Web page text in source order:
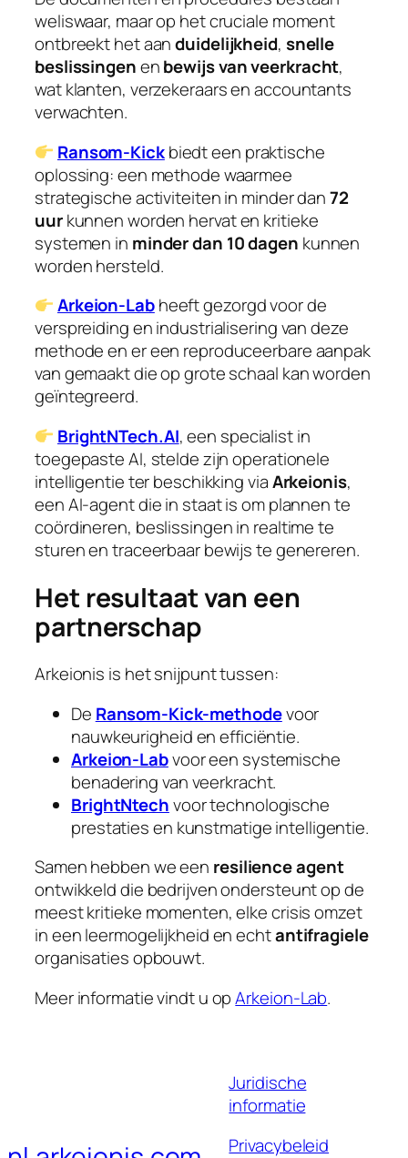
weliswaar, maar op het cruciale moment
ontbreekt het aanduidelijkheid, snelle
beslissingenenbewijs van veerkracht,
wat klanten, verzekeraars en accountants
verwachten.
Ransom-Kickbiedt een praktische
oplossing: een methode waarmee
strategische activiteiten in minder dan72
uurkunnen worden hervat en kritieke
systemen in minder dan 10 dagen kunnen
worden hersteld.
Arkeion-Labheeft gezorgd voor de
verspreiding en industrialisering van deze
methode en er een reproduceerbare aanpak
van gemaakt die op grote schaal kan worden
geïntegreerd.
BrightNTech.AI, een specialist in
toegepaste AI, stelde zijn operationele
intelligentie ter beschikking viaArkeionis,
een AI-agent die in staat is om plannen te
coördineren, beslissingen in realtime te
sturen en traceerbaar bewijs te genereren.
Het resultaat van een
partnerschap
Arkeionis is het snijpunt tussen:
De Ransom-Kick-methodevoor
nauwkeurigheid en efficiëntie.
Arkeion-Labvoor een systemische
benadering van veerkracht.
BrightNtechvoor technologische
prestaties en kunstmatige intelligentie.
Samen hebben we een resilience agent
ontwikkeld die bedrijven ondersteunt op de
meest kritieke momenten, elke crisis omzet
in een leermogelijkheid en echtantifragiele
organisaties opbouwt.
Meer informatie vindt u opArkeion-Lab.
Juridische
informatie
Privacybeleid